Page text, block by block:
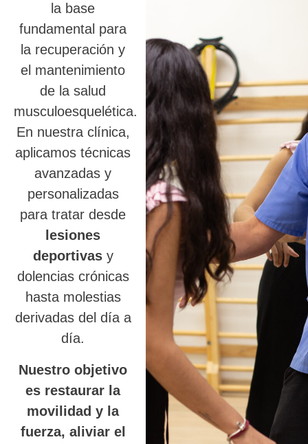
la base
fundamental para
la recuperación y
el mantenimiento
de la salud
musculoesquelética.
En nuestra clínica,
aplicamos técnicas
avanzadas y
personalizadas
para tratar desde
lesiones
deportivasy
dolencias crónicas
hasta molestias
derivadas del día a
día.
Nuestro objetivo
es restaurar la
movilidad y la
fuerza, aliviar el